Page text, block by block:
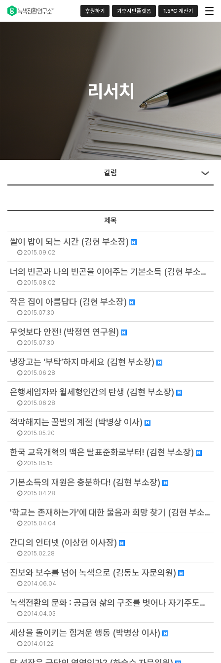
후원하기 기후시민플랫폼 1.5°C 계산기
리서치
칼럼
제목
쌀이 밥이 되는 시간 (김현 부소장)
2015.09.02
너의 빈곤과 나의 빈곤을 이어주는 기본소득 (김현 부소장)
2015.08.02
작은 집이 아름답다 (김현 부소장)
2015.07.30
무엇보다 안전! (박정연 연구원)
2015.07.30
냉장고는 ‘부탁’하지 마세요 (김현 부소장)
2015.06.28
은행세입자와 월세형인간의 탄생 (김현 부소장)
2015.06.28
적막해지는 꿀벌의 계절 (박병상 이사)
2015.05.20
한국 교육개혁의 맥은 탈표준화로부터! (김현 부소장)
2015.05.15
기본소득의 재원은 충분하다! (김현 부소장)
2015.04.28
'학교는 존재하는가'에 대한 물음과 희망 찾기 (김현 부소장)
2015.04.04
간디의 인터넷 (이상헌 이사장)
2015.02.28
진보와 보수를 넘어 녹색으로 (김동노 자문의원)
2014.06.04
녹색전환의 문화 : 공급형 삶의 구조를 벗어나 자기주도적 삶의 방식을 (임정희 이사)
2014.04.03
세상을 돌이키는 힘겨운 행동 (박병상 이사)
2014.01.22